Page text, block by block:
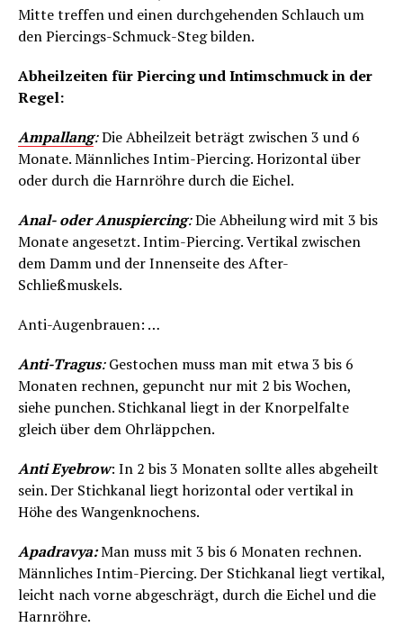
Mitte treffen und einen durchgehenden Schlauch um
den Piercings-Schmuck-Steg bilden.
Abheilzeiten für Piercing und Intimschmuck in der
Regel:
Ampallang:Die Abheilzeit beträgt zwischen 3 und 6
Monate. Männliches Intim-Piercing. Horizontal über
oder durch die Harnröhre durch die Eichel.
Anal- oder Anuspiercing:Die Abheilung wird mit 3 bis
Monate angesetzt. Intim-Piercing. Vertikal zwischen
dem Damm und der Innenseite des After-
Schließmuskels.
Anti-Augenbrauen: …
Anti-Tragus:Gestochen muss man mit etwa 3 bis 6
Monaten rechnen, gepuncht nur mit 2 bis Wochen,
siehe punchen. Stichkanal liegt in der Knorpelfalte
gleich über dem Ohrläppchen.
Anti Eyebrow: In 2 bis 3 Monaten sollte alles abgeheilt
sein. Der Stichkanal liegt horizontal oder vertikal in
Höhe des Wangenknochens.
Apadravya:Man muss mit 3 bis 6 Monaten rechnen.
Männliches Intim-Piercing. Der Stichkanal liegt vertikal,
leicht nach vorne abgeschrägt, durch die Eichel und die
Harnröhre.